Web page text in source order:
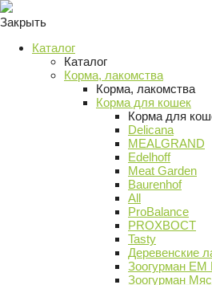
Закрыть
Каталог
Каталог
Корма, лакомства
Корма, лакомства
Корма для кошек
Корма для
Delicana
MEALGRAND
Edelhoff
Meat Garden
Baurenhof
All
ProBalance
PROХВОСТ
Tasty
Деревенские
Зоогурман
Зоогурман